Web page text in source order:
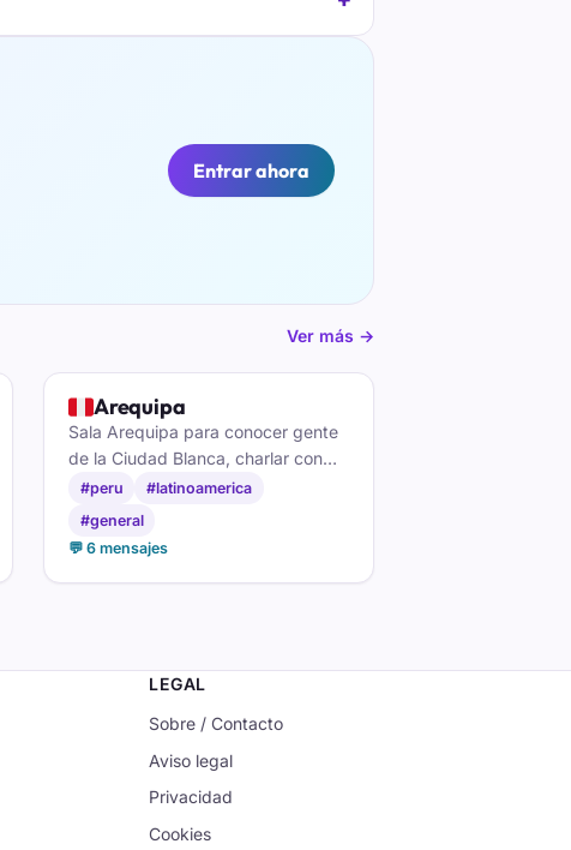
Entrar ahora
Ver más →
🇵🇪Arequipa
Sala Arequipa para conocer gente
de la Ciudad Blanca, charlar con
arequipeños y hacer amistades a la
sombra del Misti.
#peru
#latinoamerica
#general
💬 6 mensajes
LEGAL
Sobre / Contacto
Aviso legal
Privacidad
Cookies